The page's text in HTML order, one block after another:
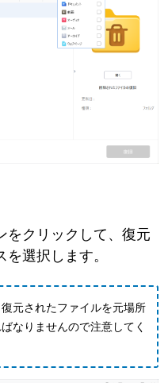
をクリックして、復元
選択します。
元されたファイルを元場所
なりませんので注意してく